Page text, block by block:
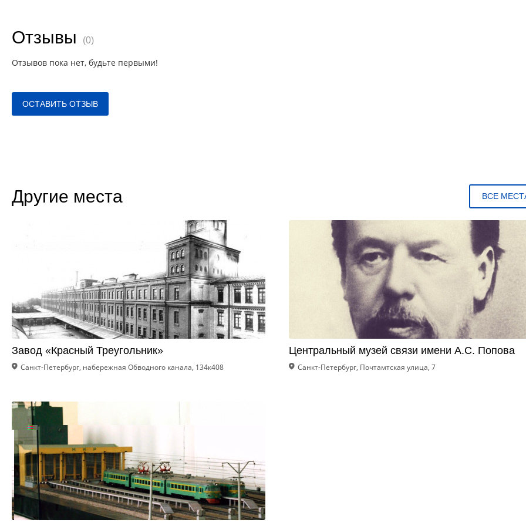
Отзывы (0)
Отзывов пока нет, будьте первыми!
ОСТАВИТЬ ОТЗЫВ
Другие места ВСЕ
Завод «Красный Треугольник»
Санкт-Петербург, набережная Обводного канала, 134к408
Центральный музей связи имени А.С. Попова
Санкт-Петербург, Почтамтская улица, 7